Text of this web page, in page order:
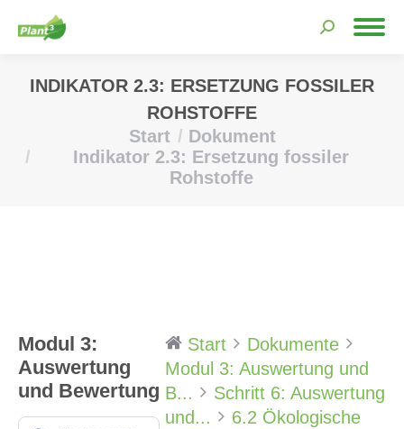
Search:
INDIKATOR 2.3: ERSETZUNG FOSSILER
ROHSTOFFE
Sie befinden sich hier:
Start
Dokument
Indikator 2.3: Ersetzung fossiler
Rohstoffe
Modul 3:
Auswertung
und Bewertung
Start
Dokumente
Modul 3: Auswertung und
B...
Schritt 6: Auswertung
und...
6.2 Ökologische